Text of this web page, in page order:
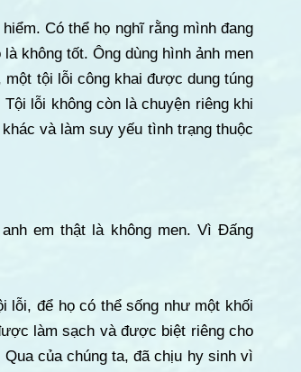
Có thể họ nghĩ rằng mình đang
không tốt. Ông dùng hình ảnh men
tội lỗi công khai được dung túng
lỗi không còn là chuyện riêng khi
và làm suy yếu tình trạng thuộc
em thật là không men. Vì Đấng
lỗi, để họ có thể sống như một khối
làm sạch và được biệt riêng cho
của chúng ta, đã chịu hy sinh vì